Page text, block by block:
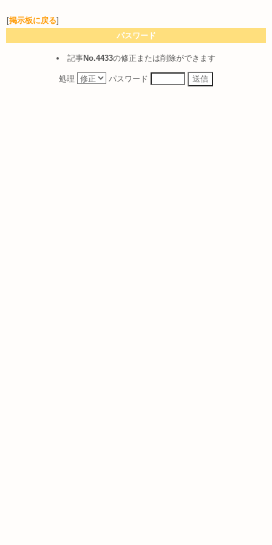
[掲示板に戻る]
パスワード
記事No.4433の修正または削除ができます
処理 パスワード